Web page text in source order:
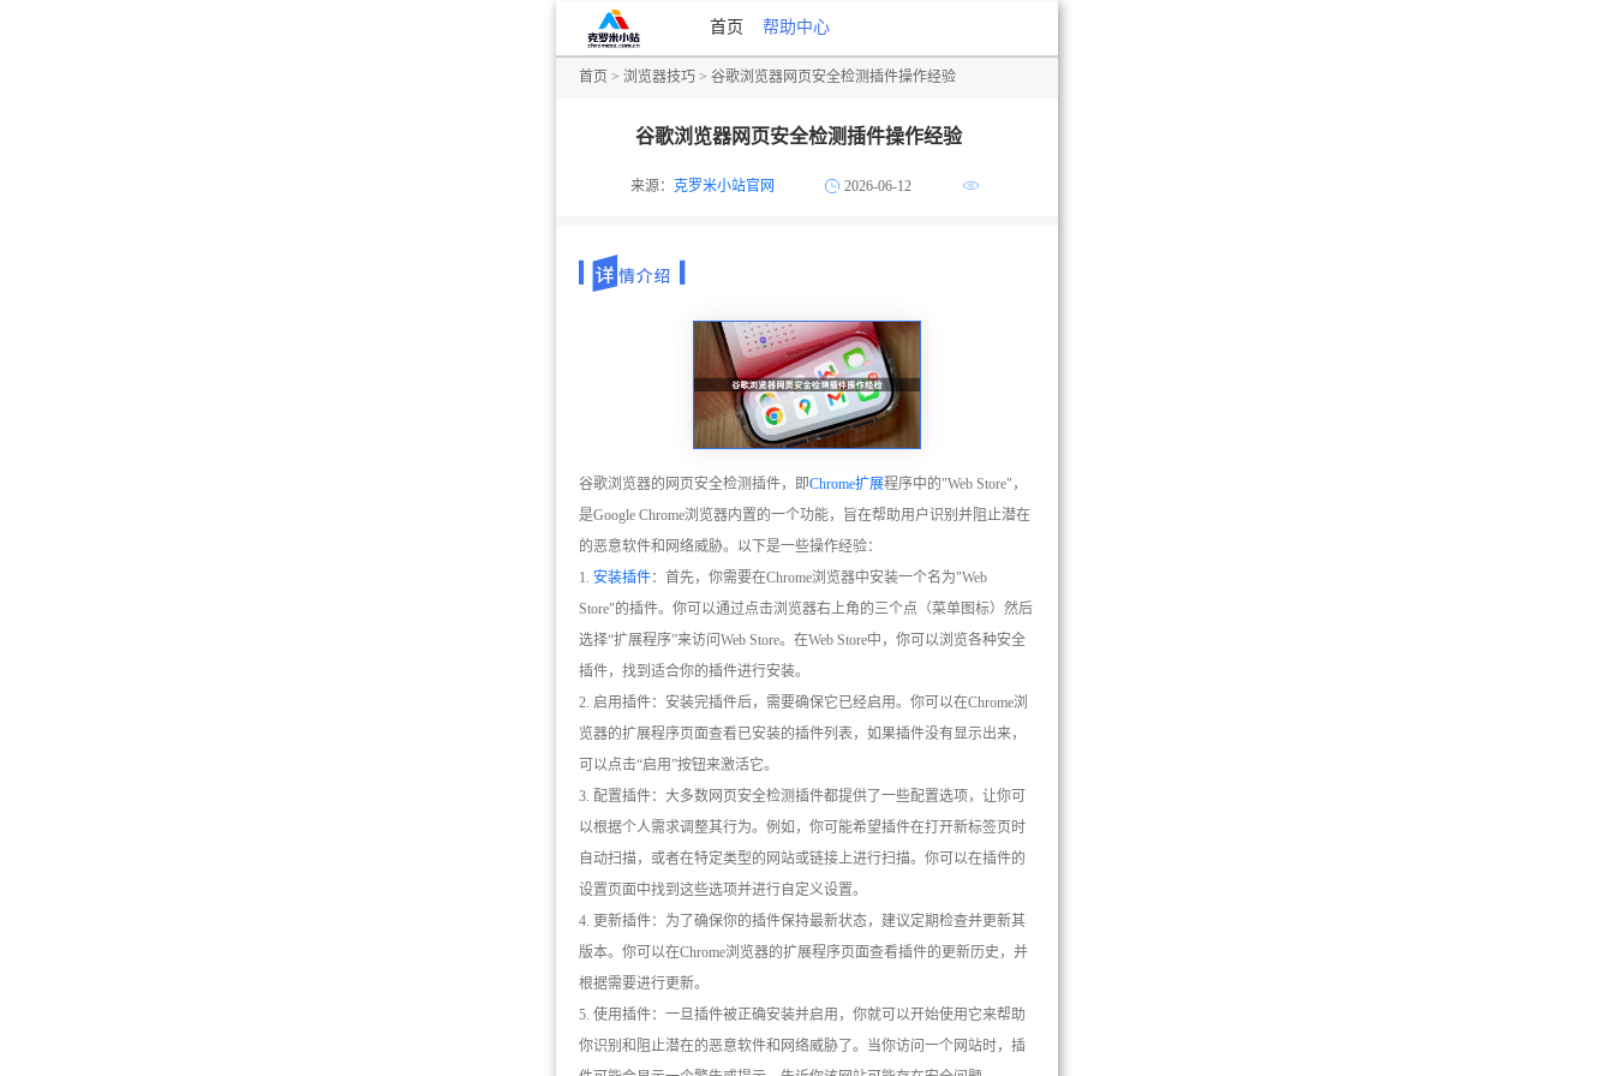
首页 帮助中心
首页 > 浏览器技巧 > 谷歌浏览器网页安全检测插件操作经验
谷歌浏览器网页安全检测插件操作经验
来源： 克罗米小站官网 2026-06-12
谷歌浏览器的网页安全检测插件，即Chrome扩展程序中的"Web Store"，
是Google Chrome浏览器内置的一个功能，旨在帮助用户识别并阻止潜在
的恶意软件和网络威胁。以下是一些操作经验：
1. 安装插件：首先，你需要在Chrome浏览器中安装一个名为"Web
Store"的插件。你可以通过点击浏览器右上角的三个点（菜单图标）然后
选择“扩展程序”来访问Web Store。在Web Store中，你可以浏览各种安全
插件，找到适合你的插件进行安装。
2. 启用插件：安装完插件后，需要确保它已经启用。你可以在Chrome浏
览器的扩展程序页面查看已安装的插件列表，如果插件没有显示出来，
可以点击“启用”按钮来激活它。
3. 配置插件：大多数网页安全检测插件都提供了一些配置选项，让你可
以根据个人需求调整其行为。例如，你可能希望插件在打开新标签页时
自动扫描，或者在特定类型的网站或链接上进行扫描。你可以在插件的
设置页面中找到这些选项并进行自定义设置。
4. 更新插件：为了确保你的插件保持最新状态，建议定期检查并更新其
版本。你可以在Chrome浏览器的扩展程序页面查看插件的更新历史，并
根据需要进行更新。
5. 使用插件：一旦插件被正确安装并启用，你就可以开始使用它来帮助
你识别和阻止潜在的恶意软件和网络威胁了。当你访问一个网站时，插